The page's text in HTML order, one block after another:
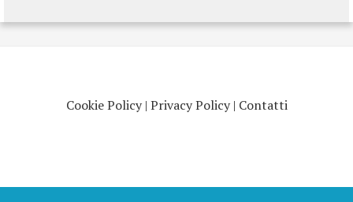
Cookie Policy| Privacy Policy| Contatti